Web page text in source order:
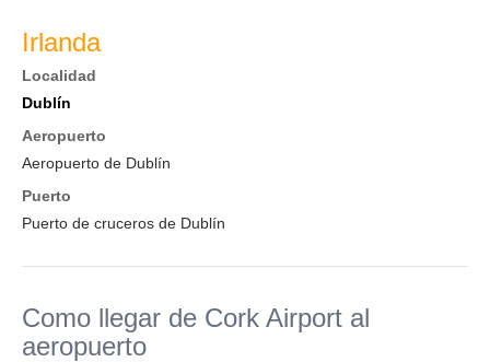
Irlanda
Localidad
Dublín
Aeropuerto
Aeropuerto de Dublín
Puerto
Puerto de cruceros de Dublín
Como llegar de Cork Airport al
aeropuerto